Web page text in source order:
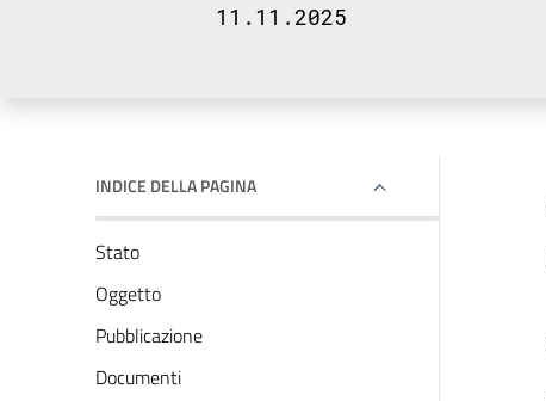
11.11.2025
INDICE DELLA PAGINA
Stato
Oggetto
Pubblicazione
Documenti